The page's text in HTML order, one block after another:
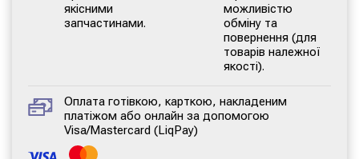
якісними
запчастинами.
можливістю
обміну та
повернення (для
товарів належної
якості).
Оплата готівкою, карткою, накладеним
платіжом або онлайн за допомогою
Visa/Mastercard (LiqPay)